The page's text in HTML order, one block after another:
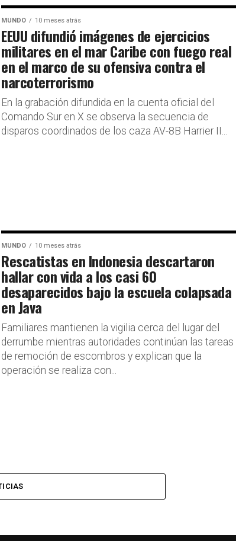
MUNDO 10 meses atrás
EEUU difundió imágenes de ejercicios
militares en el mar Caribe con fuego real
en el marco de su ofensiva contra el
narcoterrorismo
En la grabación difundida en la cuenta oficial del
Comando Sur en X se observa la secuencia de
disparos coordinados de los caza AV-8B Harrier II...
MUNDO 10 meses atrás
Rescatistas en Indonesia descartaron
hallar con vida a los casi 60
desaparecidos bajo la escuela colapsada
en Java
Familiares mantienen la vigilia cerca del lugar del
derrumbe mientras autoridades continúan las tareas
de remoción de escombros y explican que la
operación se realiza con...